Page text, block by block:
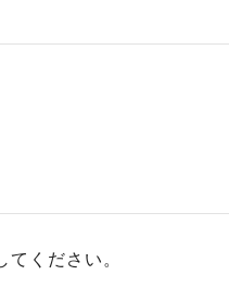
ください。